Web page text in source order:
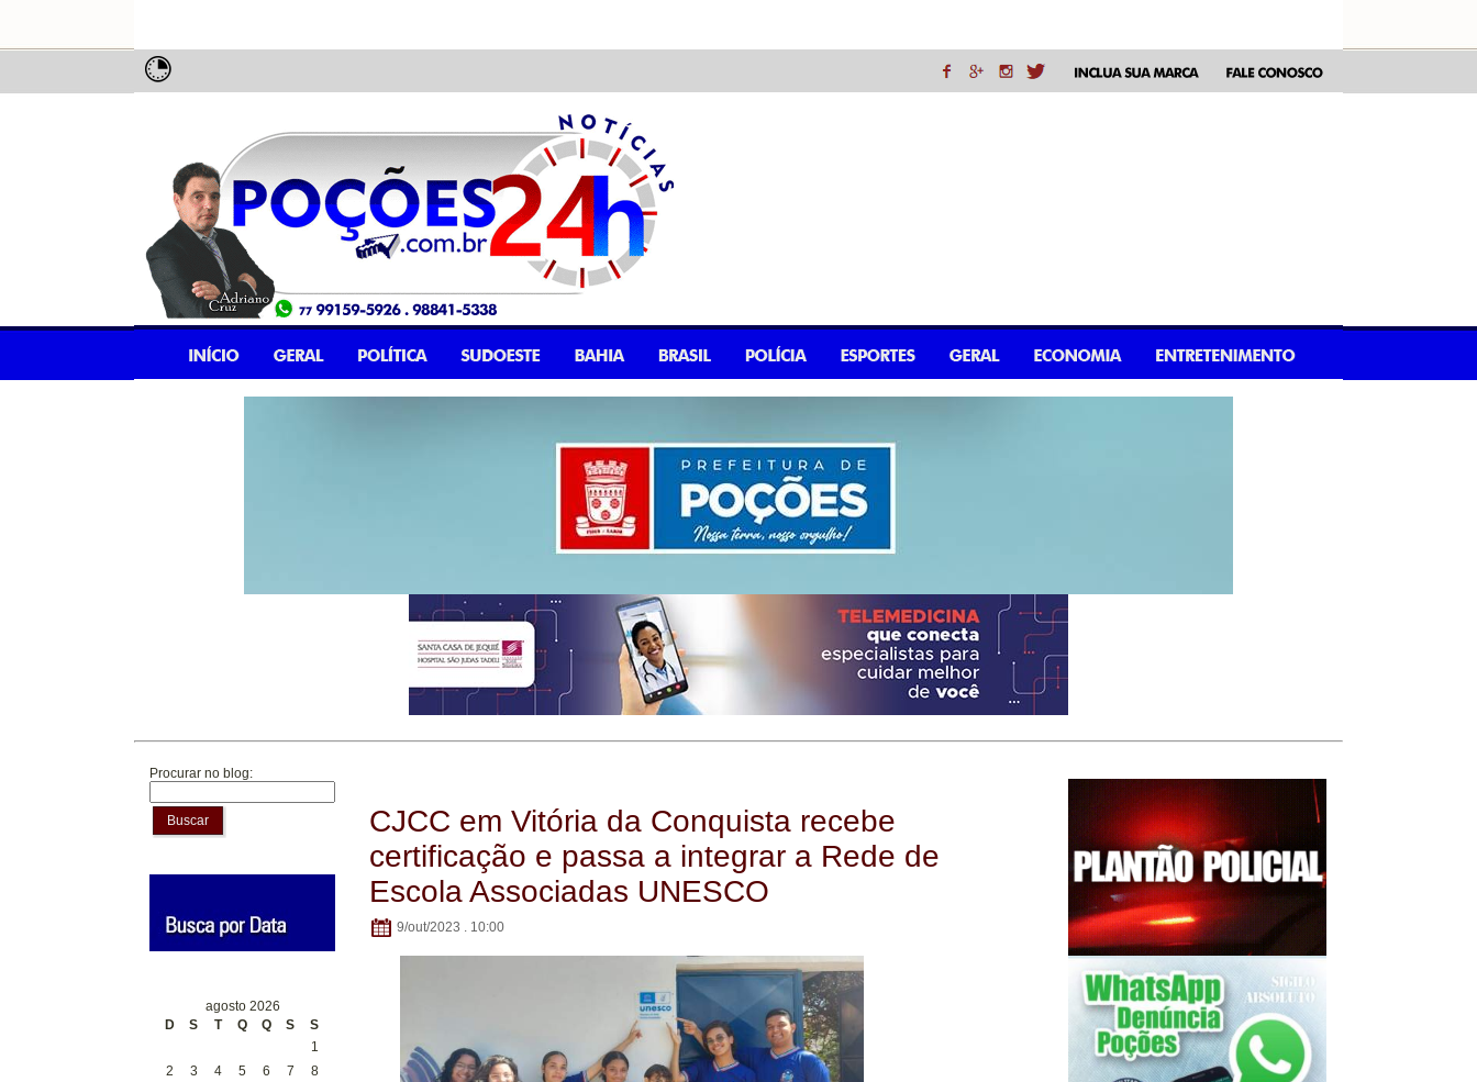
Procurar no blog:
Buscar
agosto 2026
D
S T Q Q S
S
1
2
3 4 5 6 7
8
CJCC em Vitória da Conquista recebe
certificação e passa a integrar a Rede de
Escola Associadas UNESCO
9/out/2023 . 10:00